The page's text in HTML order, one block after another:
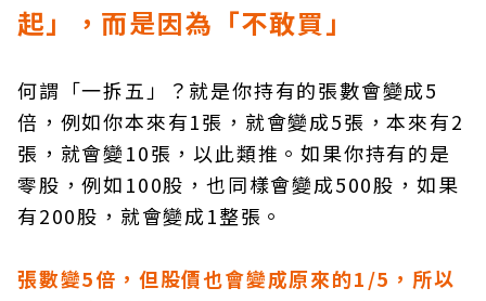
起」，而是因為「不敢買」
何謂「一拆五」？就是你持有的張數會變成5
倍，例如你本來有1張，就會變成5張，本來有2
張，就會變10張，以此類推。如果你持有的是
零股，例如100股，也同樣會變成500股，如果
有200股，就會變成1整張。
張數變5倍，但股價也會變成原來的1/5，所以